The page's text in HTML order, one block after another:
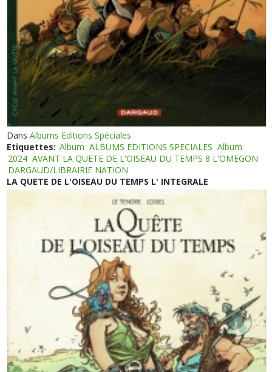
DansAlbums Editions Spéciales
Etiquettes: Album ALBUMS EDITIONS SPECIALES Album
2024 AVANT LA QUETE DE L'OISEAU DU TEMPS 8 L'OMEGON
DARGAUD/LIBRAIRIE NATION
LA QUETE DE L'OISEAU DU TEMPS L' INTEGRALE